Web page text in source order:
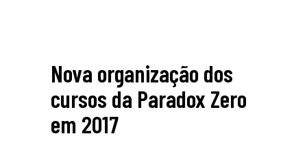
Nova organização dos
cursos da Paradox Zero
em 2017